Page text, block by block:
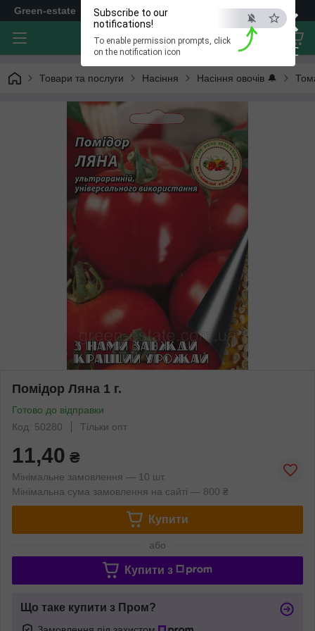
×
ESC
Subscribe to our
notifications!
To enable permission prompts, click
on the notification icon
Green-estate
Товари та послуги Насіння Насіння овочів 🔔
Помідор Ляна 1 г.
Готово до відправки
Код: 50280
Тільки опт
11,40 ₴
Мінімальне замовлення — 10 шт.
Мінімальна сума замовлення на сайті — 800 ₴
Купити
або
Купити з
Що таке купити з Пром?